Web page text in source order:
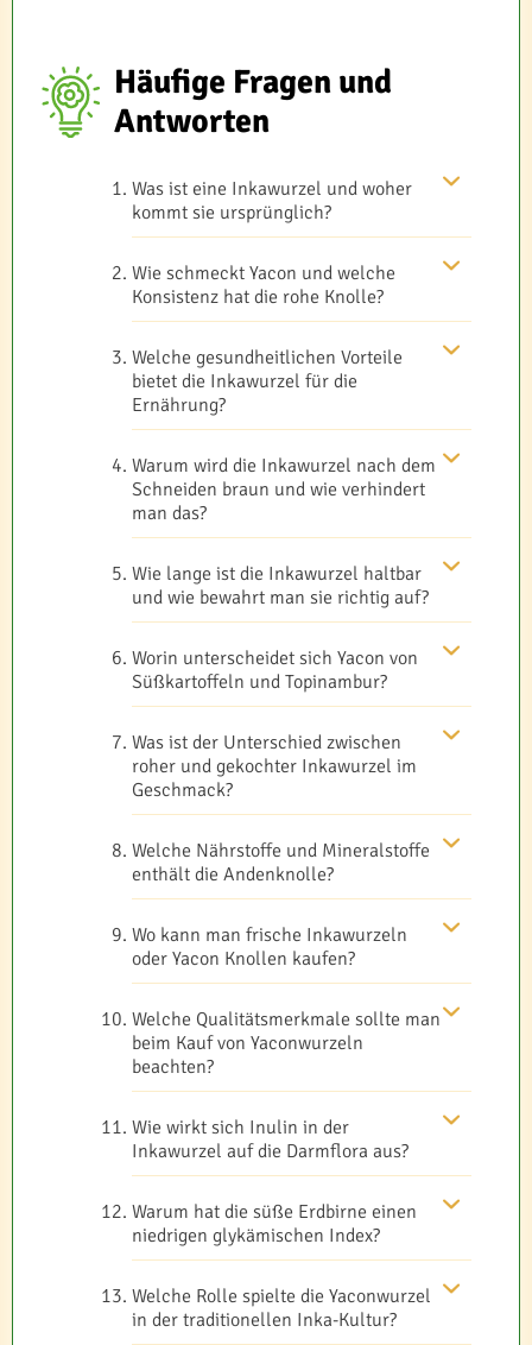
Häufige Fragen und
Antworten
Was ist eine Inkawurzel und woher
kommt sie ursprünglich?
Wie schmeckt Yacon und welche
Konsistenz hat die rohe Knolle?
Welche gesundheitlichen Vorteile
bietet die Inkawurzel für die
Ernährung?
Warum wird die Inkawurzel nach dem
Schneiden braun und wie verhindert
man das?
Wie lange ist die Inkawurzel haltbar
und wie bewahrt man sie richtig auf?
Worin unterscheidet sich Yacon von
Süßkartoffeln und Topinambur?
Was ist der Unterschied zwischen
roher und gekochter Inkawurzel im
Geschmack?
Welche Nährstoffe und Mineralstoffe
enthält die Andenknolle?
Wo kann man frische Inkawurzeln
oder Yacon Knollen kaufen?
Welche Qualitätsmerkmale sollte man
beim Kauf von Yaconwurzeln
beachten?
Wie wirkt sich Inulin in der
Inkawurzel auf die Darmflora aus?
Warum hat die süße Erdbirne einen
niedrigen glykämischen Index?
Welche Rolle spielte die Yaconwurzel
in der traditionellen Inka-Kultur?